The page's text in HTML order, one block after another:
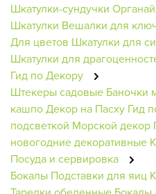
Шкатулки-сундучки
Шкатулки Вешалки для
Для цветов Шкатулки для
Шкатулки для
Гид по Декору
Штекеры садовые Баночки
кашпоДекор на Пасху Гид
подсветкой Морской декор
новогодние декоративные
Посуда и сервировка
Бокалы Подставки для яиц